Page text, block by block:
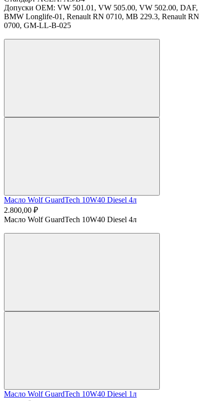
Допуски OEM: VW 501.01, VW 505.00, VW 502.00, DAF,
BMW Longlife-01, Renault RN 0710, MB 229.3, Renault RN
0700, GM-LL-B-025
Масло Wolf GuardTech 10W40 Diesel 4л
2.800,00 ₽
Масло Wolf GuardTech 10W40 Diesel 4л
Масло Wolf GuardTech 10W40 Diesel 1л